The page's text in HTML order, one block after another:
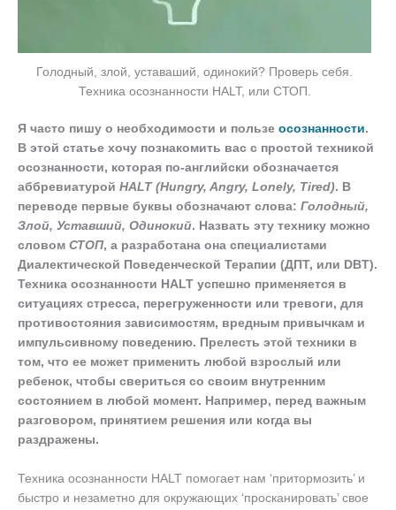
Голодный, злой, уставаший, одинокий? Проверь себя.
Техника осознанности HALT, или СТОП.
Я часто пишу о необходимости и пользе осознанности.
В этой статье хочу познакомить вас с простой техникой
осознанности, которая по-английски обозначается
аббревиатурой HALT (Hungry, Angry, Lonely, Tired). В
переводе первые буквы обозначают слова: Голодный,
Злой, Уставший, Одинокий. Назвать эту технику можно
словом СТОП, а разработана она специалистами
Диалектической Поведенческой Терапии (ДПТ, или DBT).
Техника осознанности HALT успешно применяется в
ситуациях стресса, перегруженности или тревоги, для
противостояния зависимостям, вредным привычкам и
импульсивному поведению. Прелесть этой техники в
том, что ее может применить любой взрослый или
ребенок, чтобы свериться со своим внутренним
состоянием в любой момент. Например, перед важным
разговором, принятием решения или когда вы
раздражены.
Техника осознанности HALT помогает нам ‘притормозить’ и
быстро и незаметно для окружающих ‘просканировать’ свое